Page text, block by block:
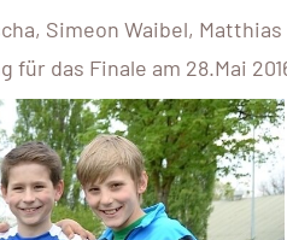
Simeon Waibel,
das Finale am 28.Mai